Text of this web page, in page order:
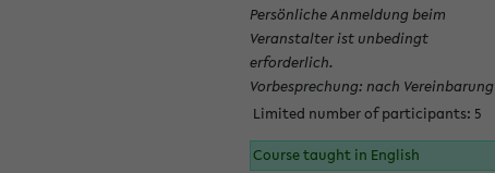
Persönliche Anmeldung beim
Veranstalter ist unbedingt
erforderlich.
Vorbesprechung: nach Vereinbarung
Limited number of participants: 5
Course taught in English